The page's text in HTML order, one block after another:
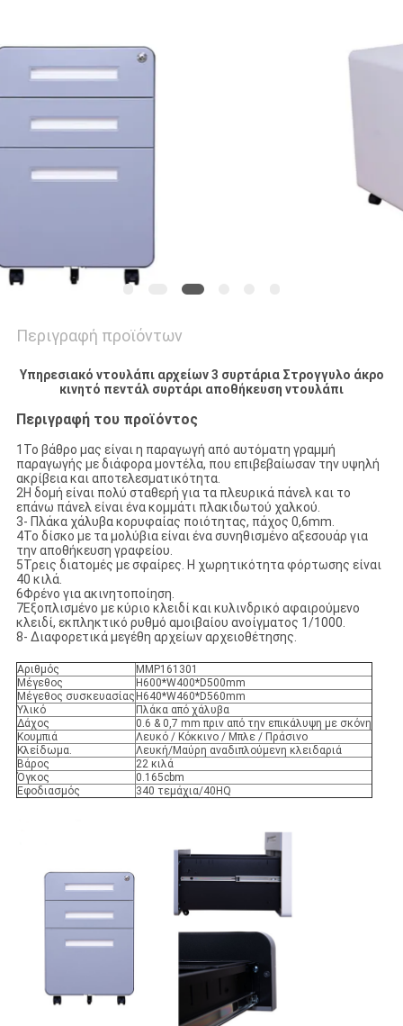
POLICY
Περιγραφή προϊόντων
Υπηρεσιακό ντουλάπι αρχείων 3 συρτάρια Στρογγυλο άκρο
κινητό πεντάλ συρτάρι αποθήκευση ντουλάπι
Περιγραφή του προϊόντος
1Το βάθρο μας είναι η παραγωγή από αυτόματη γραμμή
παραγωγής με διάφορα μοντέλα, που επιβεβαίωσαν την υψηλή
ακρίβεια και αποτελεσματικότητα.
2Η δομή είναι πολύ σταθερή για τα πλευρικά πάνελ και το
επάνω πάνελ είναι ένα κομμάτι πλακιδωτού χαλκού.
3- Πλάκα χάλυβα κορυφαίας ποιότητας, πάχος 0,6mm.
4Το δίσκο με τα μολύβια είναι ένα συνηθισμένο αξεσουάρ για
την αποθήκευση γραφείου.
5Τρεις διατομές με σφαίρες. Η χωρητικότητα φόρτωσης είναι
40 κιλά.
6Φρένο για ακινητοποίηση.
7Εξοπλισμένο με κύριο κλειδί και κυλινδρικό αφαιρούμενο
κλειδί, εκπληκτικό ρυθμό αμοιβαίου ανοίγματος 1/1000.
8- Διαφορετικά μεγέθη αρχείων αρχειοθέτησης.
Αριθμός
MMP161301
Μέγεθος
H600*W400*D500mm
Μέγεθος συσκευασίας H640*W460*D560mm
Υλικό
Πλάκα από χάλυβα
Δάχος
0.6 & 0,7 mm πριν από την επικάλυψη με σκόνη
Κουμπιά
Λευκό / Κόκκινο / Μπλε / Πράσινο
Κλείδωμα.
Λευκή/Μαύρη αναδιπλούμενη κλειδαριά
Βάρος
22 κιλά
Όγκος
0.165cbm
Εφοδιασμός
340 τεμάχια/40HQ